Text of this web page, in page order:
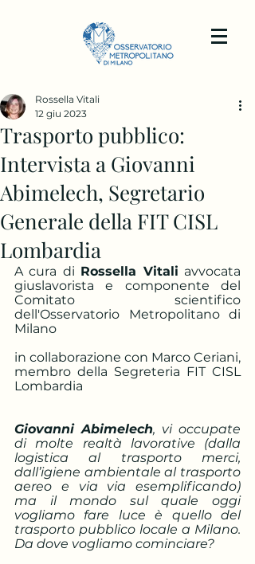
Trasporto pubblico:
Intervista a Giovanni
Abimelech, Segretario
Generale della FIT CISL
Lombardia
Rossella Vitali
12 giu 2023
A cura di Rossella Vitali avvocata
giuslavorista e componente del
Comitato scientifico
dell'Osservatorio Metropolitano di
Milano
in collaborazione con Marco Ceriani,
membro della Segreteria FIT CISL
Lombardia
Giovanni Abimelech, vi occupate
di molte realtà lavorative (dalla
logistica al trasporto merci,
dall’igiene ambientale al trasporto
aereo e via via esemplificando)
ma il mondo sul quale oggi
vogliamo fare luce è quello del
trasporto pubblico locale a Milano.
Da dove vogliamo cominciare?